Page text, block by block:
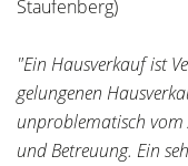
Staufenberg)
"Ein Hausverkauf ist
gelungenen
unproblematisch vom
und Betreuung. Ein